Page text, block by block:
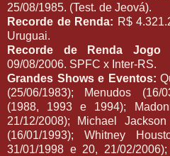
25/08/1985. (Test. de Jeová).
Recorde de Renda: R$
Uruguai.
Recorde de Renda Jogo
09/08/2006. SPFC x Inter-RS.
Grandes Shows e Eventos:
(25/06/1983); Menudos (16/
(1988, 1993 e 1994);
21/12/2008); Michael
(16/01/1993); Whitney
31/01/1998 e 20, 21/02/